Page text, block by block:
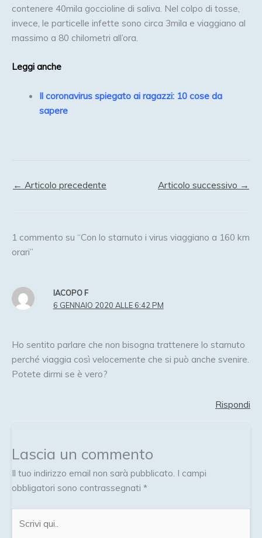
contenere 40mila goccioline di saliva. Nel colpo di tosse,
invece, le particelle infette sono circa 3mila e viaggiano al
massimo a 80 chilometri all’ora.
Leggi anche
Il coronavirus spiegato ai ragazzi: 10 cose da
sapere
← Articolo precedente Articolo successivo →
1 commento su “Con lo starnuto i virus viaggiano a 160 km
orari”
IACOPO F
6 GENNAIO 2020 ALLE 6:42 PM
Ho sentito parlare che non bisogna trattenere lo starnuto
perché viaggia così velocemente che si può anche svenire.
Potete dirmi se è vero?
Rispondi
Lascia un commento
Il tuo indirizzo email non sarà pubblicato. I campi
obbligatori sono contrassegnati *
qui..